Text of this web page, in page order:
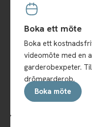
Boka ett möte
Boka ett
videomöte med en
garderobexpeter.
drömgarderob.
Boka möte